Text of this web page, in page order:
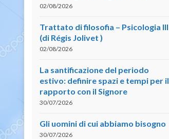
02/08/2026
Trattato di filosofia – Psicologia III
(di Régis Jolivet )
02/08/2026
La santificazione del periodo
estivo: definire spazi e tempi per il
rapporto con il Signore
30/07/2026
Gli uomini di cui abbiamo bisogno
30/07/2026